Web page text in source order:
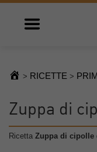
Open main menu
> RICETTE >
Zuppa di
Ricetta Zuppa di cipolle